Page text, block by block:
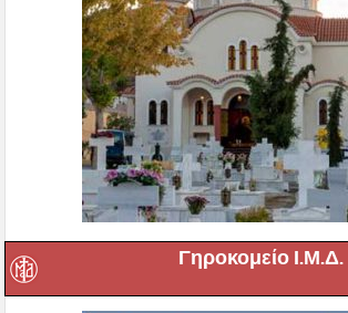
Γηροκομείο Ι.Μ.Δ.